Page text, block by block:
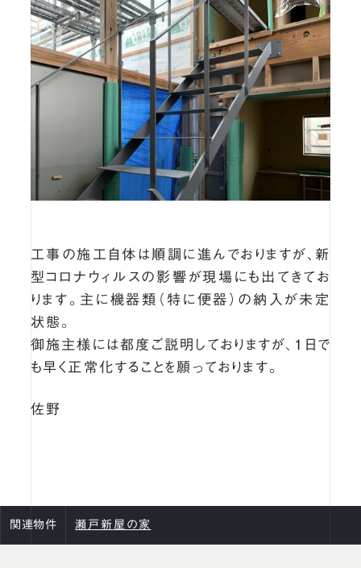
工事の施工自体は順調に進んでおりますが、新
型コロナウィルスの影響が現場にも出てきてお
ります。主に機器類（特に便器）の納入が未定
状態。
御施主様には都度ご説明しておりますが、1日で
も早く正常化することを願っております。
佐野
関連物件 瀬戸新屋の家